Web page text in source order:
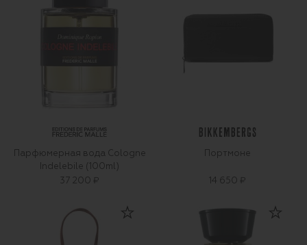
Парфюмерная вода Cologne
Indelebile (100ml)
37 200 ₽
Портмоне
14 650 ₽